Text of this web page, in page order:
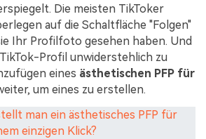
Die meisten TikToker
auf die Schaltfläche "Folgen"
Ihr Profilfoto gesehen haben. Und
Profil unwiderstehlich zu
eines ästhetischen PFP für
um eines zu erstellen.
man ein ästhetisches PFP für
einzigen Klick?